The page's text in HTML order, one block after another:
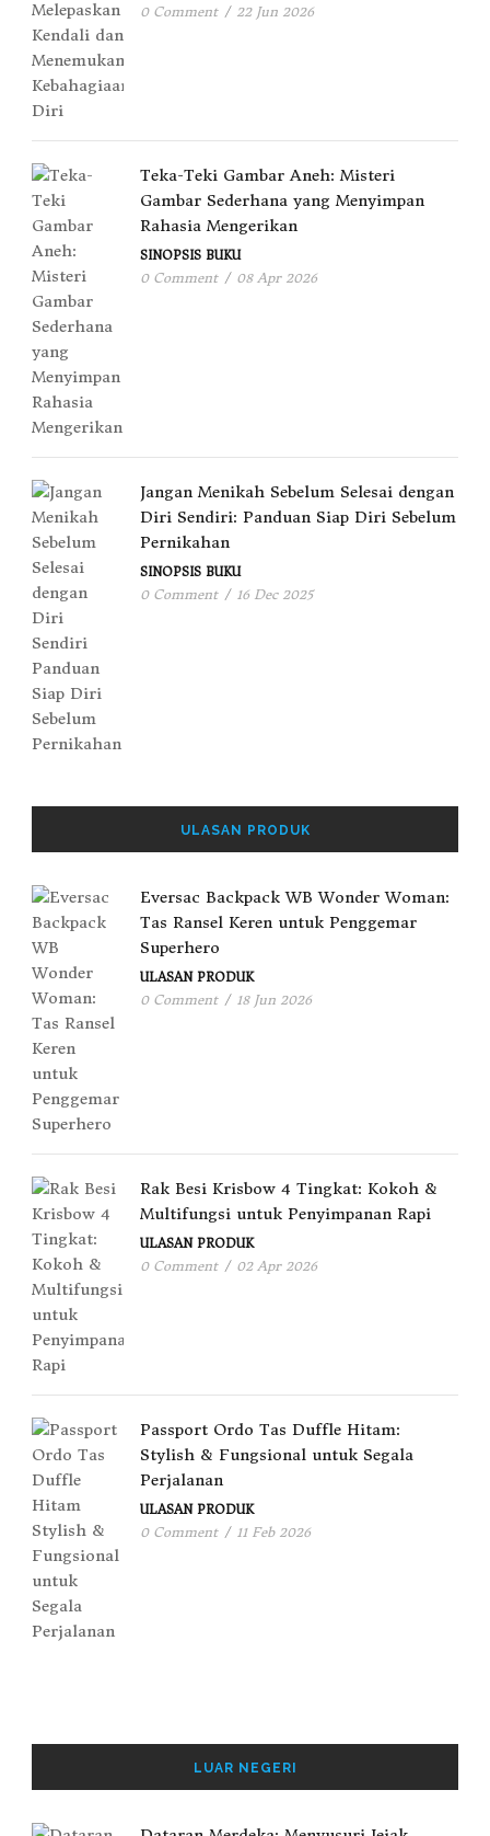
0 Comment / 22 Jun 2026
Teka-Teki Gambar Aneh: Misteri
Gambar Sederhana yang Menyimpan
Rahasia Mengerikan
SINOPSIS BUKU
0 Comment / 08 Apr 2026
Jangan Menikah Sebelum Selesai dengan
Diri Sendiri: Panduan Siap Diri Sebelum
Pernikahan
SINOPSIS BUKU
0 Comment / 16 Dec 2025
ULASAN PRODUK
Eversac Backpack WB Wonder Woman:
Tas Ransel Keren untuk Penggemar
Superhero
ULASAN PRODUK
0 Comment / 18 Jun 2026
Rak Besi Krisbow 4 Tingkat: Kokoh &
Multifungsi untuk Penyimpanan Rapi
ULASAN PRODUK
0 Comment / 02 Apr 2026
Passport Ordo Tas Duffle Hitam:
Stylish & Fungsional untuk Segala
Perjalanan
ULASAN PRODUK
0 Comment / 11 Feb 2026
LUAR NEGERI